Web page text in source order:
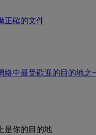
正確的文件
絡中最受歡迎的目的地之
是你的目的地